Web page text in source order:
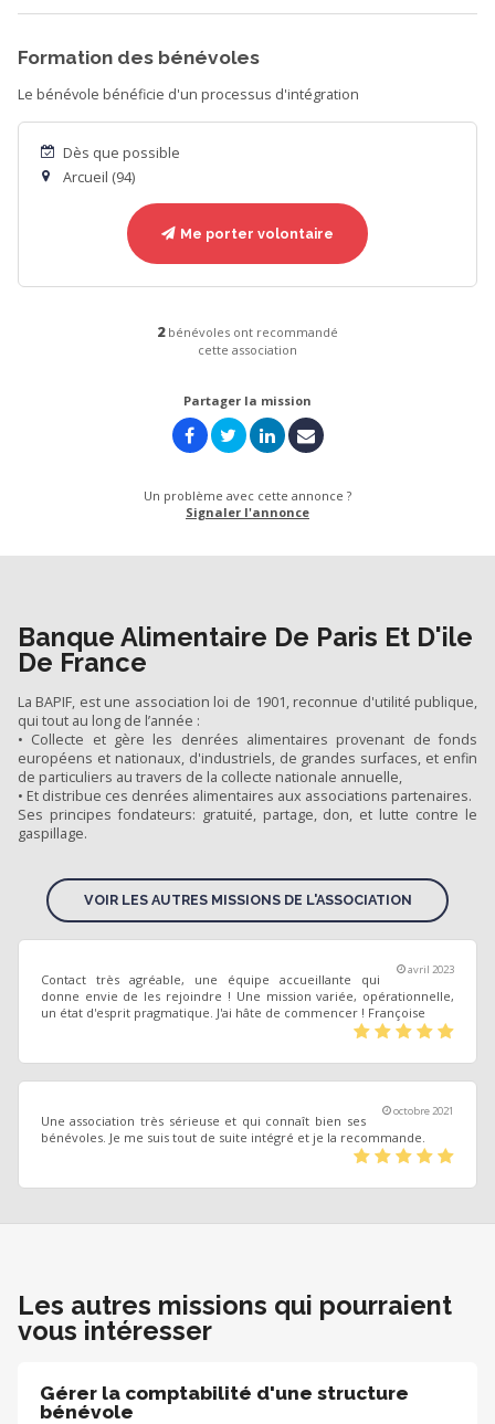
Formation des bénévoles
Le bénévole bénéficie d'un processus d'intégration
Dès que possible
Arcueil (94)
Me porter volontaire
2bénévoles ont recommandé
cette association
Partager la mission
Un problème avec cette annonce ?
Signaler l'annonce
Banque Alimentaire De Paris Et D'ile
De France
La BAPIF, est une association loi de 1901, reconnue d'utilité publique,
qui tout au long de l’année :
• Collecte et gère les denrées alimentaires provenant de fonds
européens et nationaux, d'industriels, de grandes surfaces, et enfin
de particuliers au travers de la collecte nationale annuelle,
• Et distribue ces denrées alimentaires aux associations partenaires.
Ses principes fondateurs: gratuité, partage, don, et lutte contre le
gaspillage.
VOIR LES AUTRES MISSIONS DE L'ASSOCIATION
avril 2023
Contact très agréable, une équipe accueillante qui
donne envie de les rejoindre ! Une mission variée, opérationnelle,
un état d'esprit pragmatique. J'ai hâte de commencer ! Françoise
(*)(*)(*)(*)(*)
octobre 2021
Une association très sérieuse et qui connaît bien ses
bénévoles. Je me suis tout de suite intégré et je la recommande.
(*)(*)(*)(*)(*)
Les autres missions qui pourraient
vous intéresser
Gérer la comptabilité d'une structure
bénévole